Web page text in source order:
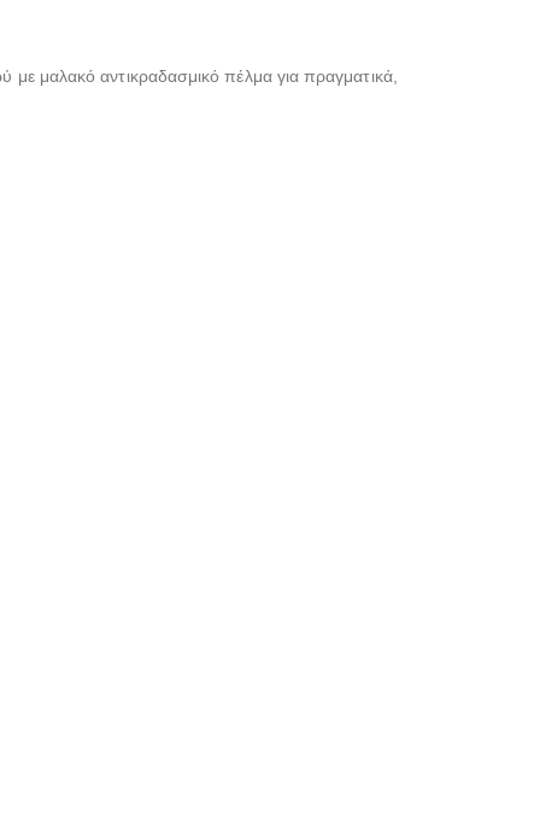
με μαλακό αντικραδασμικό πέλμα για πραγματικά,